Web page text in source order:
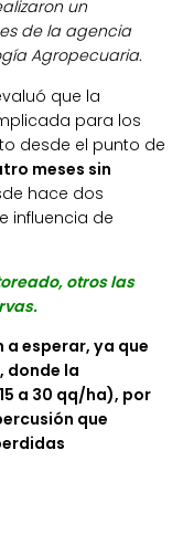
un
de la agencia
Agropecuaria.
que la
para los
desde el punto de
meses sin
hace dos
influencia de
otros las
esperar, ya que
donde la
a 30 qq/ha), por
que